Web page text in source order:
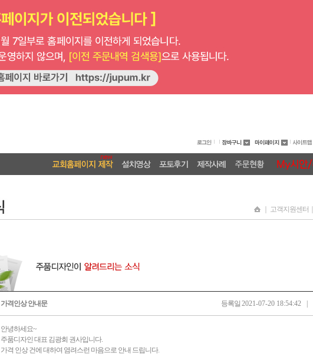
｜ 고객지원센터｜
가격인상 안내문 등록일 2021-07-20 18:54:42
안녕하세요~
주품디자인 대표 김광회 권사입니다.
가격 인상 건에 대하여 염려스런 마음으로 안내 드립니다.